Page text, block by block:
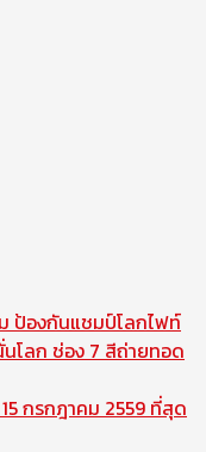
ป้องกันแชมป์โลกไฟท์
โลก ช่อง 7 สีถ่ายทอด
กรกฎาคม 2559 ที่สุด